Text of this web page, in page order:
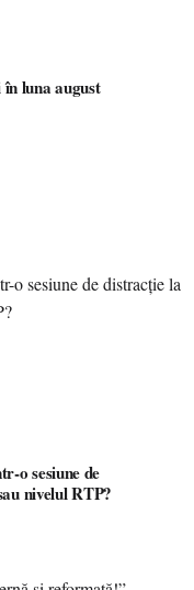
luna august
o sesiune de
nivelul RTP?